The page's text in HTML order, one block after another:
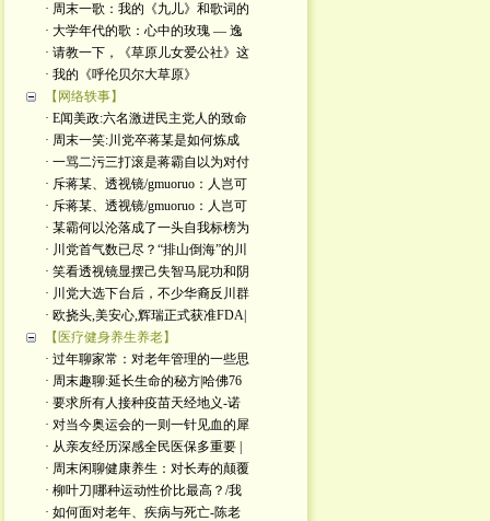
· 周末一歌：我的《九儿》和歌词的
· 大学年代的歌：心中的玫瑰 — 逸
· 请教一下，《草原儿女爱公社》这
· 我的《呼伦贝尔大草原》
【网络轶事】
· E闻美政:六名激进民主党人的致命
· 周末一笑:川党卒蒋某是如何炼成
· 一骂二污三打滚是蒋霸自以为对付
· 斥蒋某、透视镜/gmuoruo：人岂可
· 斥蒋某、透视镜/gmuoruo：人岂可
· 某霸何以沦落成了一头自我标榜为
· 川党首气数已尽？“排山倒海”的川
· 笑看透视镜显摆己失智马屁功和阴
· 川党大选下台后，不少华裔反川群
· 欧挠头,美安心,辉瑞正式获准FDA|
【医疗健身养生养老】
· 过年聊家常：对老年管理的一些思
· 周末趣聊:延长生命的秘方|哈佛76
· 要求所有人接种疫苗天经地义-诺
· 对当今奥运会的一则一针见血的犀
· 从亲友经历深感全民医保多重要 |
· 周末闲聊健康养生：对长寿的颠覆
· 柳叶刀|哪种运动性价比最高？/我
· 如何面对老年、疾病与死亡-陈老